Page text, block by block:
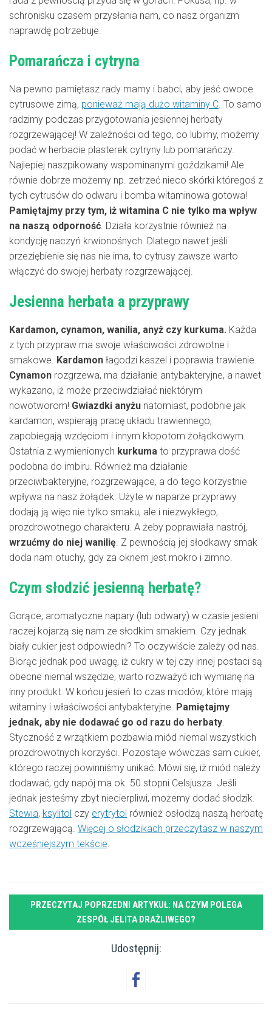
schronisku czasem przysłania nam, co nasz organizm
naprawdę potrzebuje.
Pomarańcza i cytryna
Na pewno pamiętasz rady mamy i babci, aby jeść owoce
cytrusowe zimą, ponieważ mają dużo witaminy C. To samo
radzimy podczas przygotowania jesiennej herbaty
rozgrzewającej! W zależności od tego, co lubimy, możemy
podać w herbacie plasterek cytryny lub pomarańczy.
Najlepiej naszpikowany wspominanymi goździkami! Ale
równie dobrze możemy np. zetrzeć nieco skórki któregoś z
tych cytrusów do odwaru i bomba witaminowa gotowa!
Pamiętajmy przy tym, iż witamina C nie tylko ma wpływ
na naszą odporność. Działa korzystnie również na
kondycję naczyń krwionośnych. Dlatego nawet jeśli
przeziębienie się nas nie ima, to cytrusy zawsze warto
włączyć do swojej herbaty rozgrzewającej.
Jesienna herbata a przyprawy
Kardamon, cynamon, wanilia, anyż czy kurkuma. Każda
z tych przypraw ma swoje właściwości zdrowotne i
smakowe. Kardamon łagodzi kaszel i poprawia trawienie.
Cynamon rozgrzewa, ma działanie antybakteryjne, a nawet
wykazano, iż może przeciwdziałać niektórym
nowotworom! Gwiazdki anyżu natomiast, podobnie jak
kardamon, wspierają pracę układu trawiennego,
zapobiegają wzdęciom i innym kłopotom żołądkowym.
Ostatnia z wymienionych kurkuma to przyprawa dość
podobna do imbiru. Również ma działanie
przeciwbakteryjne, rozgrzewające, a do tego korzystnie
wpływa na nasz żołądek. Użyte w naparze przyprawy
dodają ją więc nie tylko smaku, ale i niezwykłego,
prozdrowotnego charakteru. A żeby poprawiała nastrój,
wrzućmy do niej wanilię. Z pewnością jej słodkawy smak
doda nam otuchy, gdy za oknem jest mokro i zimno.
Czym słodzić jesienną herbatę?
Gorące, aromatyczne napary (lub odwary) w czasie jesieni
raczej kojarzą się nam ze słodkim smakiem. Czy jednak
biały cukier jest odpowiedni? To oczywiście zależy od nas.
Biorąc jednak pod uwagę, iż cukry w tej czy innej postaci są
obecne niemal wszędzie, warto rozważyć ich wymianę na
inny produkt. W końcu jesień to czas miodów, które mają
witaminy i właściwości antybakteryjne. Pamiętajmy
jednak, aby nie dodawać go od razu do herbaty.
Styczność z wrzątkiem pozbawia miód niemal wszystkich
prozdrowotnych korzyści. Pozostaje wówczas sam cukier,
którego raczej powinniśmy unikać. Mówi się, iż miód należy
dodawać, gdy napój ma ok. 50 stopni Celsjusza. Jeśli
jednak jesteśmy zbyt niecierpliwi, możemy dodać słodzik.
Stewia, ksylitol czy erytrytol również osłodzą naszą herbatę
rozgrzewającą. Więcej o słodzikach przeczytasz w naszym
wcześniejszym tekście.
Udostępnij:
PRZECZYTAJ POPRZEDNI ARTYKUŁ: NA CZYM POLEGA
ZESPÓŁ JELITA DRAŻLIWEGO?